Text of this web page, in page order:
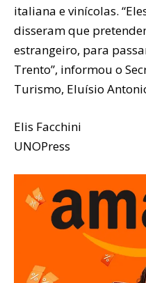
italiana e vinícolas.
disseram que
estrangeiro, para
Trento”, informou o
Turismo, Eluísio
Elis Facchini
UNOPress